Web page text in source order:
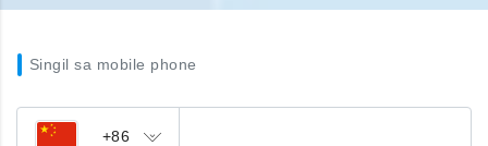
Singil sa mobile phone
+86